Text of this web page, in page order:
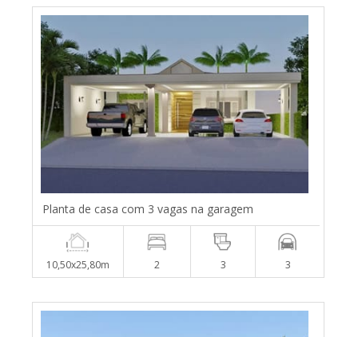
Planta de casa com 3 vagas na garagem
10,50x25,80m 2 3 3